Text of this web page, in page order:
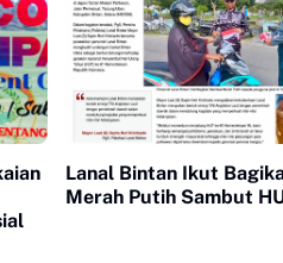
Lanal Bintan Ikut
Merah Putih Sambut